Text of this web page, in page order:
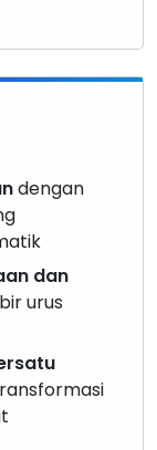
dengan
dan
urus